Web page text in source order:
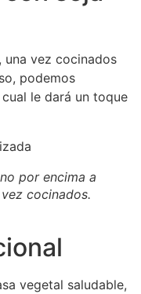
una vez cocinados
podemos
le dará un toque
por encima a
cocinados.
vegetal saludable,